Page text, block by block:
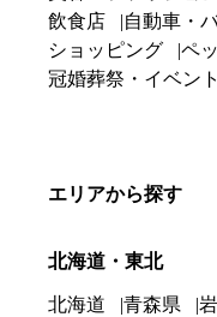
飲食店
自動車・
ショッピング
ペ
冠婚葬祭・イベント
エリアから探す
北海道・東北
北海道 青森県